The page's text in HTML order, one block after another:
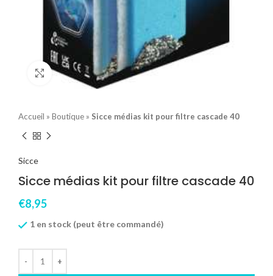
Click to enlarge
Accueil » Boutique » Sicce médias kit pour filtre cascade 40
Sicce
Sicce médias kit pour filtre cascade 40
€8,95
1 en stock (peut être commandé)